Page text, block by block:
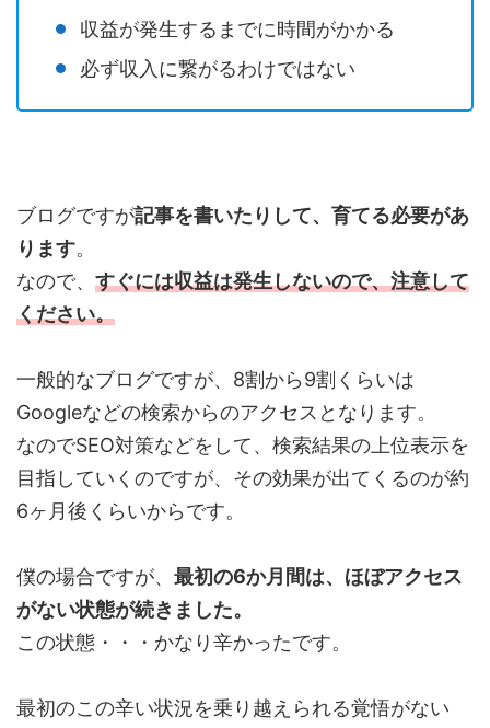
収益が発生するまでに時間がかかる
必ず収入に繋がるわけではない
ブログですが記事を書いたりして、育てる必要があ
ります。
なので、 すぐには収益は発生しないので、注意して
ください。
一般的なブログですが、8割から9割くらいは
Googleなどの検索からのアクセスとなります。
なのでSEO対策などをして、検索結果の上位表示を
目指していくのですが、その効果が出てくるのが約
6ヶ月後くらいからです。
僕の場合ですが、 最初の6か月間は、ほぼアクセス
がない状態が続きました。
この状態・・・かなり辛かったです。
最初のこの辛い状況を乗り越えられる覚悟がない